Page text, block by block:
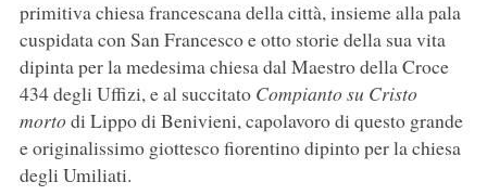
primitiva chiesa francescana della città, insieme alla pala
cuspidata con San Francesco e otto storie della sua vita
dipinta per la medesima chiesa dal Maestro della Croce
434 degli Uffizi, e al succitato Compianto su Cristo
mortodi Lippo di Benivieni, capolavoro di questo grande
e originalissimo giottesco fiorentino dipinto per la chiesa
degli Umiliati.